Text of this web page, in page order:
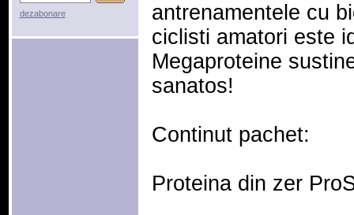
antrenamentele cu
ciclisti amatori este
Megaproteine
sanatos!
Continut pachet:
Proteina din zer
dezabonare